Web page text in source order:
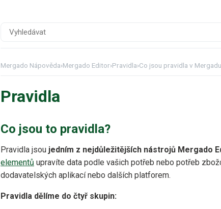
Mergado Nápověda›Mergado Editor›Pravidla›Co jsou pravidla v Mergadu
Pravidla
Co jsou to pravidla?
Pravidla jsou jedním z nejdůležitějších nástrojů Mergado
elementů upravíte data podle vašich potřeb nebo potřeb
dodavatelských aplikací nebo dalších platforem.
Pravidla dělíme do čtyř skupin: